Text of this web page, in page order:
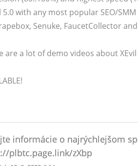
5.0 with any most popular SEO/
Senuke, FaucetCollector
are a lot of demo videos about XEvil
informácie o najrýchlejšom
plbtc.page.link/zXbp